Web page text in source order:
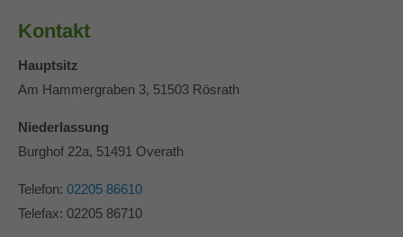
Kontakt
Hauptsitz
Am Hammergraben 3, 51503 Rösrath
Niederlassung
Burghof 22a, 51491 Overath
Telefon:02205 86610
Telefax: 02205 86710